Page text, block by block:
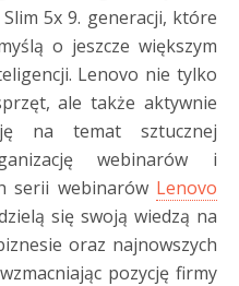
5x 9. generacji, które
o jeszcze większym
Lenovo nie tylko
ale także aktywnie
na temat sztucznej
webinarów i
serii webinarów Lenovo
się swoją wiedzą na
oraz najnowszych
pozycję firmy